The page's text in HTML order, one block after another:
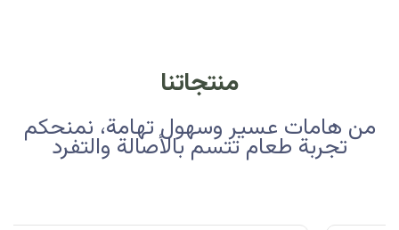
منتجاتنا
من هامات عسير وسهول تهامة، نمنحكم
تجربة طعام تتسم بالأصالة والتفرد